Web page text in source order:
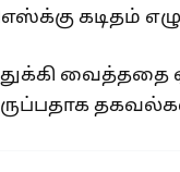
கடிதம்
வைத்ததை